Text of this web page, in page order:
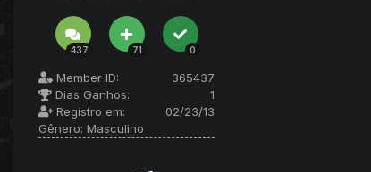
437 71 0
Member ID:
365437
Dias Ganhos:
1
Registro em:
02/23/13
Gênero: Masculino